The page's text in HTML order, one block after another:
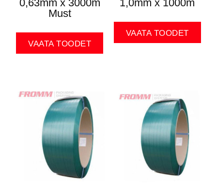
0,63mm x 3000m
Must
VAATA TOODET
1,0mm x 1000m
VAATA TOODET